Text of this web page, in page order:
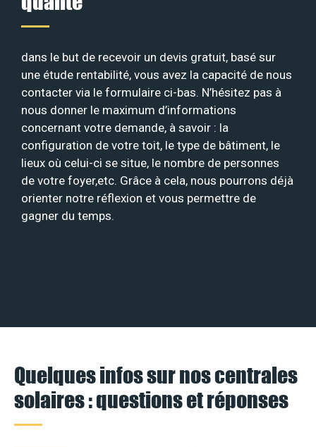
dans le but de recevoir un devis gratuit, basé sur
une étude rentabilité, vous avez la capacité de nous
contacter via le formulaire ci-bas. N’hésitez pas à
nous donner le maximum d’informations
concernant votre demande, à savoir : la
configuration de votre toit, le type de bâtiment, le
lieux où celui-ci se situe, le nombre de personnes
de votre foyer,etc. Grâce à cela, nous pourrons déjà
orienter notre réflexion et vous permettre de
gagner du temps.
Quelques infos sur nos centrales
solaires : questions et réponses